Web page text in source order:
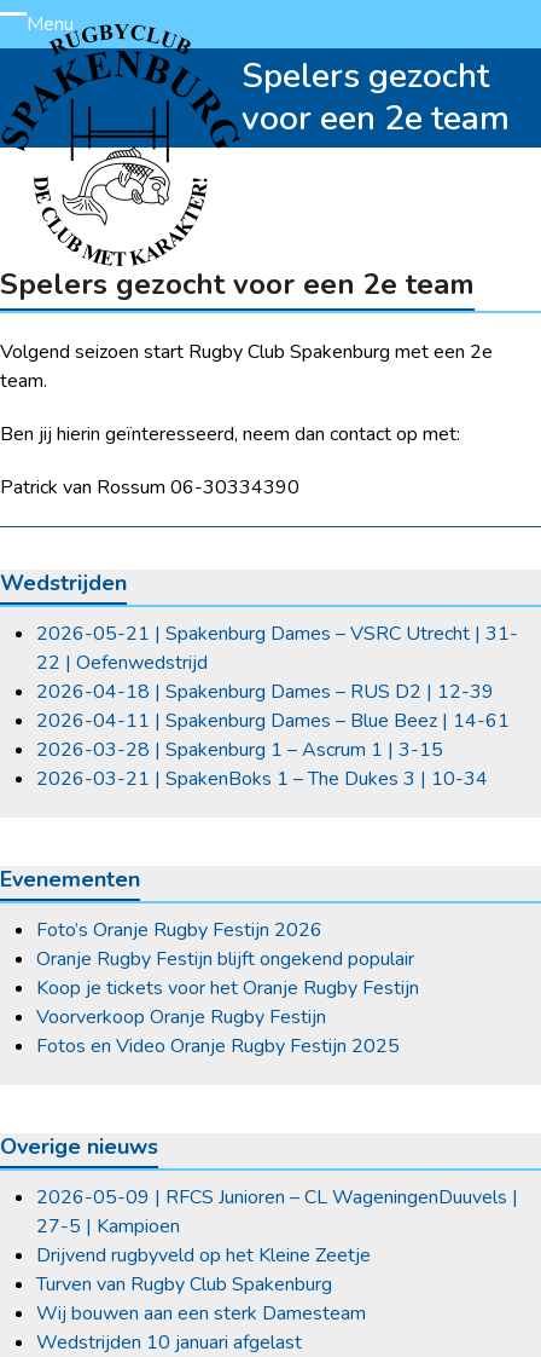
Skip
to
content
Menu
Open
mobile
menu
Close
mobile
menu
Spelers gezocht
voor een 2e team
Spelers gezocht voor een 2e team
Volgend seizoen start Rugby Club Spakenburg met een 2e
team.
Ben jij hierin geïnteresseerd, neem dan contact op met:
Patrick van Rossum 06-30334390
Wedstrijden
2026-05-21 | Spakenburg Dames – VSRC Utrecht | 31-
22 | Oefenwedstrijd
2026-04-18 | Spakenburg Dames – RUS D2 | 12-39
2026-04-11 | Spakenburg Dames – Blue Beez | 14-61
2026-03-28 | Spakenburg 1 – Ascrum 1 | 3-15
2026-03-21 | SpakenBoks 1 – The Dukes 3 | 10-34
Evenementen
Foto’s Oranje Rugby Festijn 2026
Oranje Rugby Festijn blijft ongekend populair
Koop je tickets voor het Oranje Rugby Festijn
Voorverkoop Oranje Rugby Festijn
Fotos en Video Oranje Rugby Festijn 2025
Overige nieuws
2026-05-09 | RFCS Junioren – CL WageningenDuuvels |
27-5 | Kampioen
Drijvend rugbyveld op het Kleine Zeetje
Turven van Rugby Club Spakenburg
Wij bouwen aan een sterk Damesteam
Wedstrijden 10 januari afgelast